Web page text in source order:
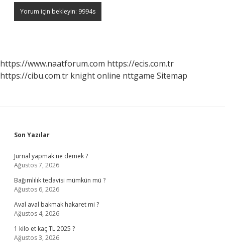
https://www.naatforum.com https://ecis.com.tr
https://cibu.com.tr knight online nttgame Sitemap
Sidebar
Son Yazılar
Jurnal yapmak ne demek ?
Ağustos 7, 2026
Bağımlılık tedavisi mümkün mü ?
Ağustos 6, 2026
Aval aval bakmak hakaret mi ?
Ağustos 4, 2026
1 kilo et kaç TL 2025 ?
Ağustos 3, 2026